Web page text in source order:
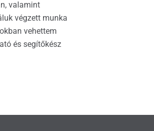
valamint
végzett munka
vehettem
és segítőkész